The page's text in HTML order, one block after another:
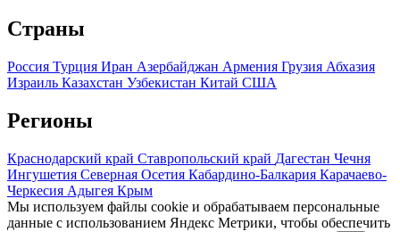
Страны
Россия Турция Иран Азербайджан Армения Грузия Абхазия
Израиль Казахстан Узбекистан Китай США
Регионы
Краснодарский край Ставропольский край Дагестан Чечня
Ингушетия Северная Осетия Кабардино-Балкария Карачаево-
Черкесия Адыгея Крым
Мы используем файлы cookie и обрабатываем персональные
данные с использованием Яндекс Метрики, чтобы обеспечить